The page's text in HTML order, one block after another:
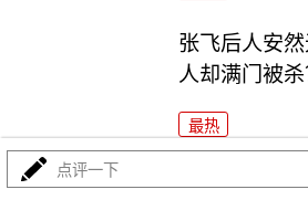
张飞后人安
人却满门被杀
最热
孙殿英被俘
点评一下